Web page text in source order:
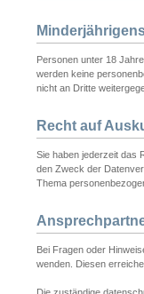
Personen unter 18
werden keine
nicht an Dritte
Recht auf
Sie haben jederzeit das
den Zweck der
Thema
Bei Fragen oder
wenden. Diesen